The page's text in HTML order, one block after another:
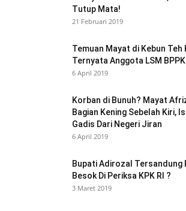
Tutup Mata!
21 Februari 2019
Temuan Mayat di Kebun Teh
Ternyata Anggota LSM BPPK
6 April 2019
Korban di Bunuh? Mayat
Bagian Kening Sebelah Kiri,
Gadis Dari Negeri Jiran
6 April 2019
Bupati Adirozal Tersandung
Besok Di Periksa KPK RI ?
3 Maret 2019